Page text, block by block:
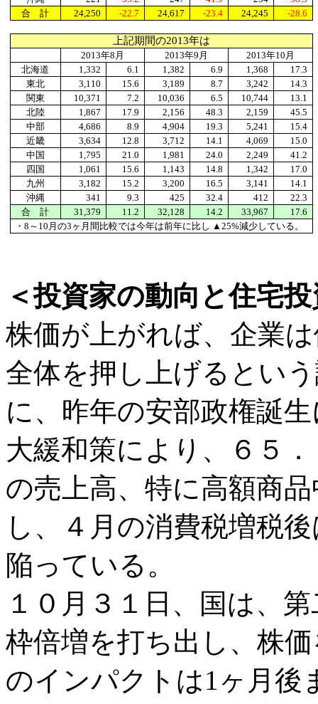
合 計
24,250 -22.7 24,617 -23.4 24,245 -28.6
上記期間の2013年は
2013年8月 2013年9月 2013年10月
北海道
1,332 6.1 1,382 6.9 1,368
17.3
東北
3,110 15.6 3,189 8.7 3,242
14.3
関東
10,371 7.2 10,036 6.5 10,744
13.1
北陸
1,867 17.9 2,156 48.3 2,159
45.5
中部
4,686 8.9 4,904 19.3 5,241
15.4
近畿
3,634 12.8 3,712 14.1 4,069
15.0
中国
1,795 21.0 1,981 24.0 2,249
41.2
四国
1,061 15.6 1,143 14.8 1,342
17.0
九州
3,182 15.2 3,200 16.5 3,141
14.1
沖縄
341 9.3 425 32.4 412
22.3
合 計
31,379 11.2 32,128 14.2 33,967
17.6
・8～10月の3ヶ月間比較では今年は前年に比し ▲25%減少している。
＜投資家の動向と住宅
株価が上がれば、企業
全体を押し上げるとい
に、昨年の安部政権誕
大緩和策により、６５
の売上高、特に高額商
し、４月の消費税増税
陥っている。
１０月３１日、国は、
枠倍増を打ち出し、株
のインパクトは1ヶ月後